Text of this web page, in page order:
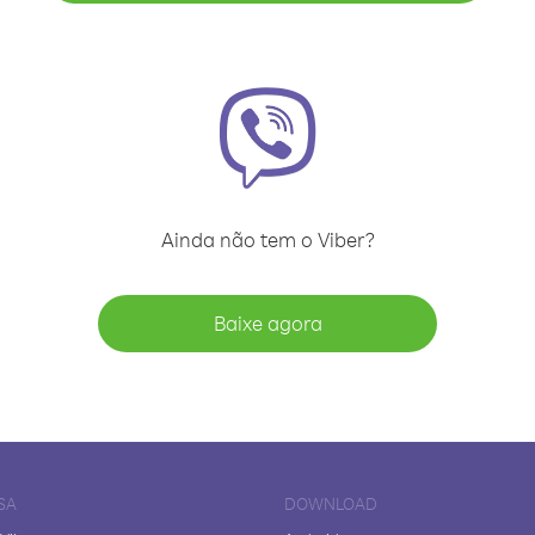
Ainda não tem o Viber?
Baixe agora
DOWNLOAD